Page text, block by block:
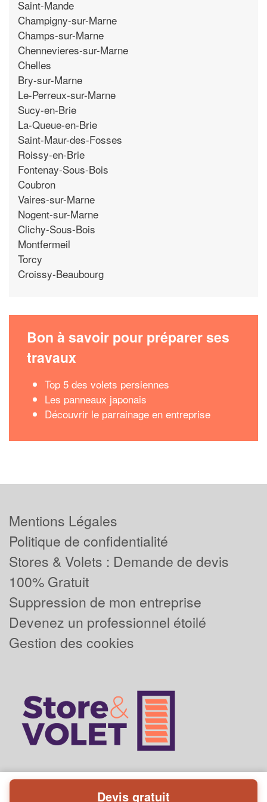
Saint-Mande
Champigny-sur-Marne
Champs-sur-Marne
Chennevieres-sur-Marne
Chelles
Bry-sur-Marne
Le-Perreux-sur-Marne
Sucy-en-Brie
La-Queue-en-Brie
Saint-Maur-des-Fosses
Roissy-en-Brie
Fontenay-Sous-Bois
Coubron
Vaires-sur-Marne
Nogent-sur-Marne
Clichy-Sous-Bois
Montfermeil
Torcy
Croissy-Beaubourg
Bon à savoir pour préparer ses
travaux
Top 5 des volets persiennes
Les panneaux japonais
Découvrir le parrainage en entreprise
Mentions Légales
Politique de confidentialité
Stores & Volets : Demande de devis
100% Gratuit
Suppression de mon entreprise
Devenez un professionnel étoilé
Gestion des cookies
Devis gratuit